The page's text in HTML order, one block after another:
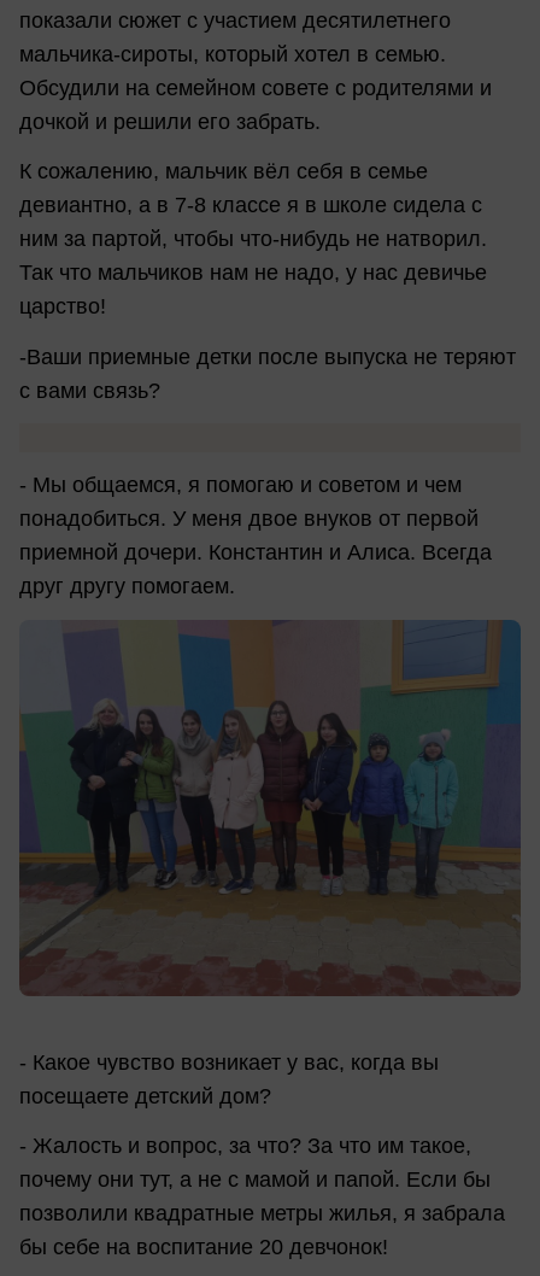
показали сюжет с участием десятилетнего
мальчика-сироты, который хотел в семью.
Обсудили на семейном совете с родителями и
дочкой и решили его забрать.
К сожалению, мальчик вёл себя в семье
девиантно, а в 7-8 классе я в школе сидела с
ним за партой, чтобы что-нибудь не натворил.
Так что мальчиков нам не надо, у нас девичье
царство!
-Ваши приемные детки после выпуска не теряют
с вами связь?
- Мы общаемся, я помогаю и советом и чем
понадобиться. У меня двое внуков от первой
приемной дочери. Константин и Алиса. Всегда
друг другу помогаем.
- Какое чувство возникает у вас, когда вы
посещаете детский дом?
- Жалость и вопрос, за что? За что им такое,
почему они тут, а не с мамой и папой. Если бы
позволили квадратные метры жилья, я забрала
бы себе на воспитание 20 девчонок!